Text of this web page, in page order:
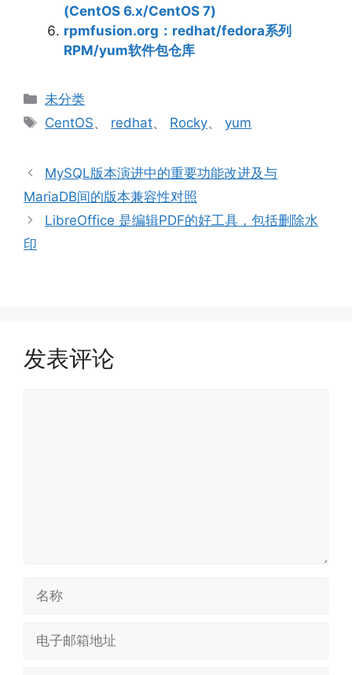
(CentOS 6.x/CentOS 7)
rpmfusion.org：redhat/fedora系列
RPM/yum软件包仓库
分
类
未分类
标
CentOS、 redhat、 Rocky、yum
MySQL版本演进中的重要功能改进及与
MariaDB间的版本兼容性对照
LibreOffice 是编辑PDF的好工具，包括删除水
印
发表评论